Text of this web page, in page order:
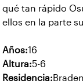
qué tan rápido
ellos en la parte
Años:16
Altura:5-6
Residencia: